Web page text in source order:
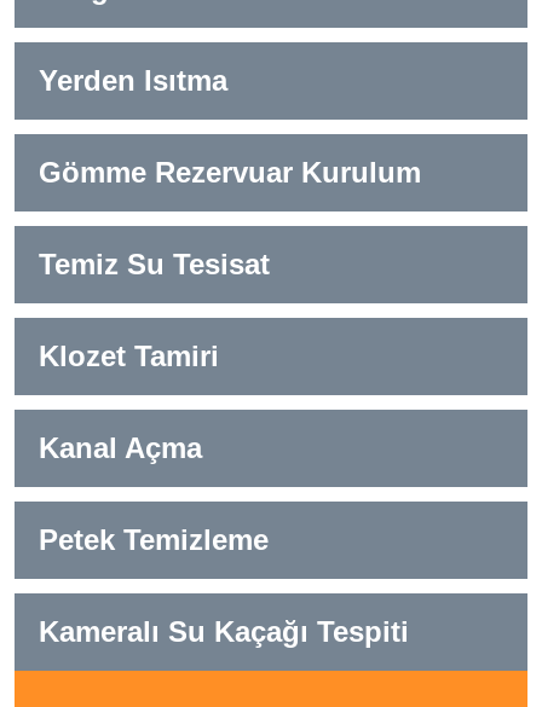
Yerden Isıtma
Gömme Rezervuar Kurulum
Temiz Su Tesisat
Klozet Tamiri
Kanal Açma
Petek Temizleme
Kameralı Su Kaçağı Tespiti